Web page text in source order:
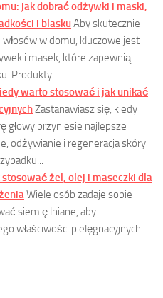
jak dobrać odżywki i maski,
i blaskuAby skutecznie
w domu, kluczowe jest
i masek, które zapewnią
Produkty...
warto stosować i jak unikać
Zastanawiasz się, kiedy
głowy przyniesie najlepsze
odżywianie i regeneracja skóry
stosować żel, olej i maseczki dla
Wiele osób zadaje sobie
siemię lniane, aby
właściwości pielęgnacyjnych